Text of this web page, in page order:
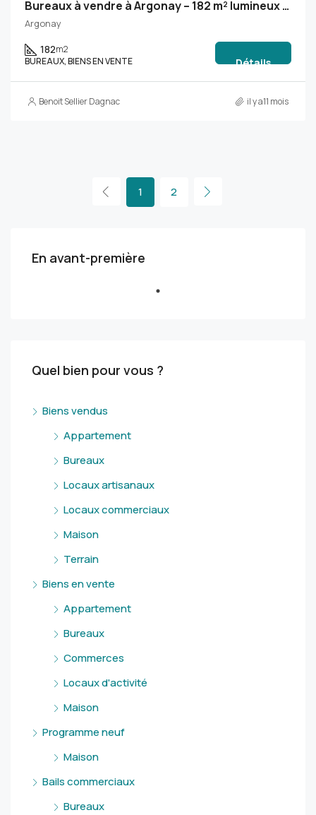
Bureaux à vendre à Argonay – 182 m² lumineux avec 8 stationnements
Argonay
182m2
BUREAUX, BIENS EN VENTE
Détails
Benoit Sellier Dagnac il y a11 mois
1 2
En avant-première
Quel bien pour vous ?
Biens vendus
Appartement
Bureaux
Locaux artisanaux
Locaux commerciaux
Maison
Terrain
Biens en vente
Appartement
Bureaux
Commerces
Locaux d'activité
Maison
Programme neuf
Maison
Bails commerciaux
Bureaux